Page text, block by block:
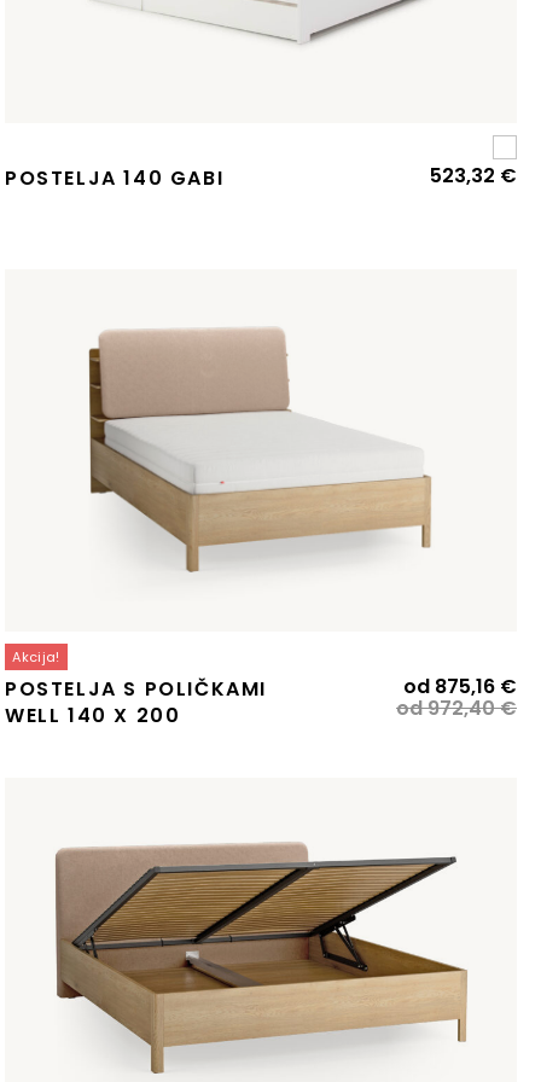
POSTELJA 140 GABI 523,32 €
Akcija!
POSTELJA S POLIČKAMI
WELL 140 X 200
od972,40€
od 875,16 €